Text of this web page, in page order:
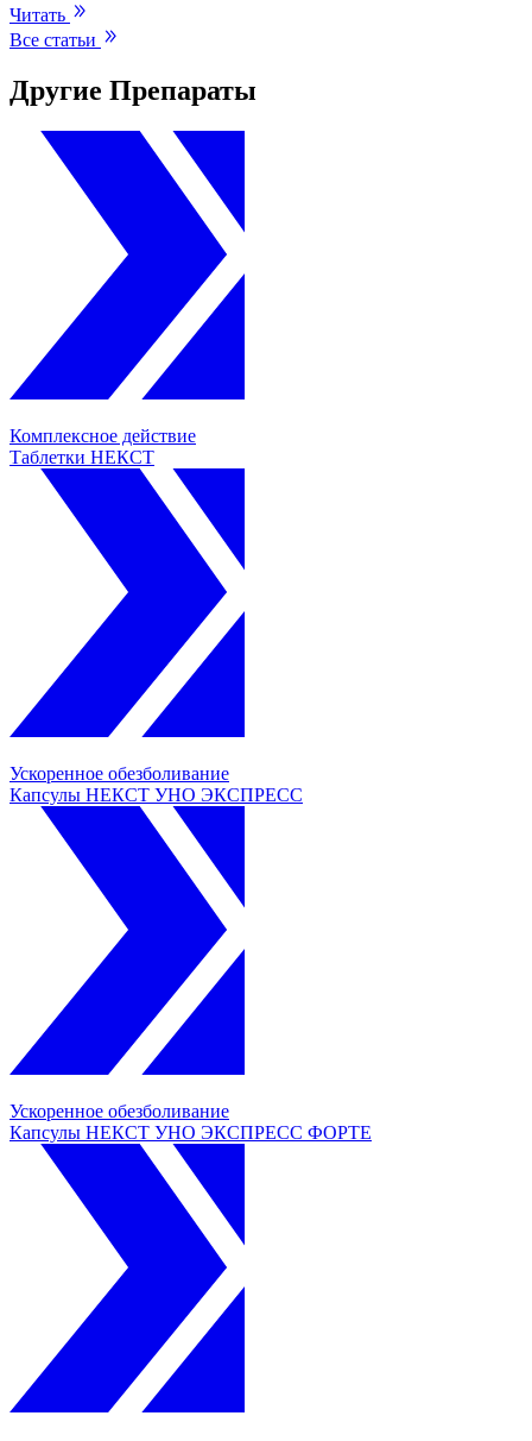
Читать
Все статьи
Другие Препараты
Комплексное действие
Таблетки НЕКСТ
Ускоренное обезболивание
Капсулы НЕКСТ УНО ЭКСПРЕСС
Ускоренное обезболивание
Капсулы НЕКСТ УНО ЭКСПРЕСС ФОРТЕ